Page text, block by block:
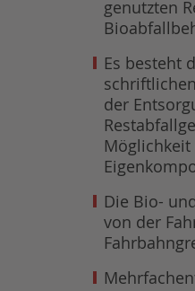
genutzten
Es besteht
der
Die Bio-
von der